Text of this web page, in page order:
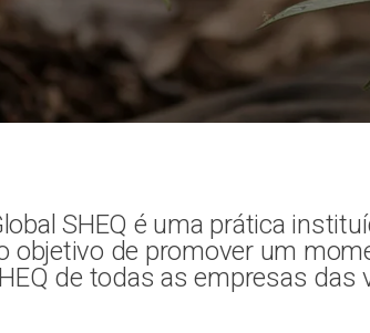
SHEQ é uma prática
objetivo de promover um
de todas as empresas das